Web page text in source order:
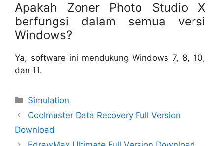
Apakah Zoner Photo Studio X
berfungsi dalam semua versi
Windows?
Ya, software ini mendukung Windows 7, 8, 10,
dan 11.
Categories
Simulation
Coolmuster Data Recovery Full Version
Download